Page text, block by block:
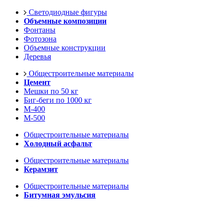
Светодиодные фигуры
Объемные композиции
Фонтаны
Фотозона
Объемные конструкции
Деревья
Общестроительные материалы
Цемент
Мешки по 50 кг
Биг-беги по 1000 кг
М-400
М-500
Общестроительные материалы
Холодный асфальт
Общестроительные материалы
Керамзит
Общестроительные материалы
Битумная эмульсия